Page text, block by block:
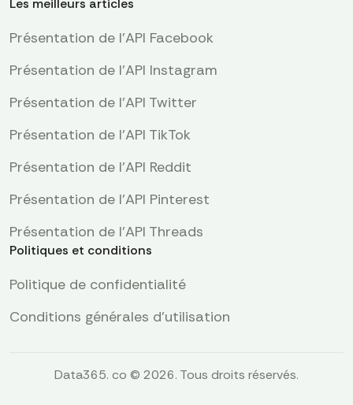
Les meilleurs articles
Présentation de l'API Facebook
Présentation de l'API Instagram
Présentation de l'API Twitter
Présentation de l'API TikTok
Présentation de l'API Reddit
Présentation de l’API Pinterest
Présentation de l'API Threads
Politiques et conditions
Politique de confidentialité
Conditions générales d'utilisation
Data365. co © 2026. Tous droits réservés.